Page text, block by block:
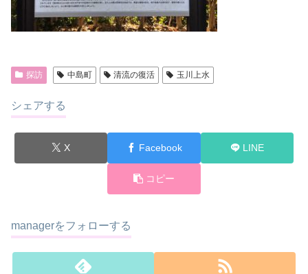
探訪 中島町 清流の復活 玉川上水
シェアする
X Facebook LINE
コピー
managerをフォローする